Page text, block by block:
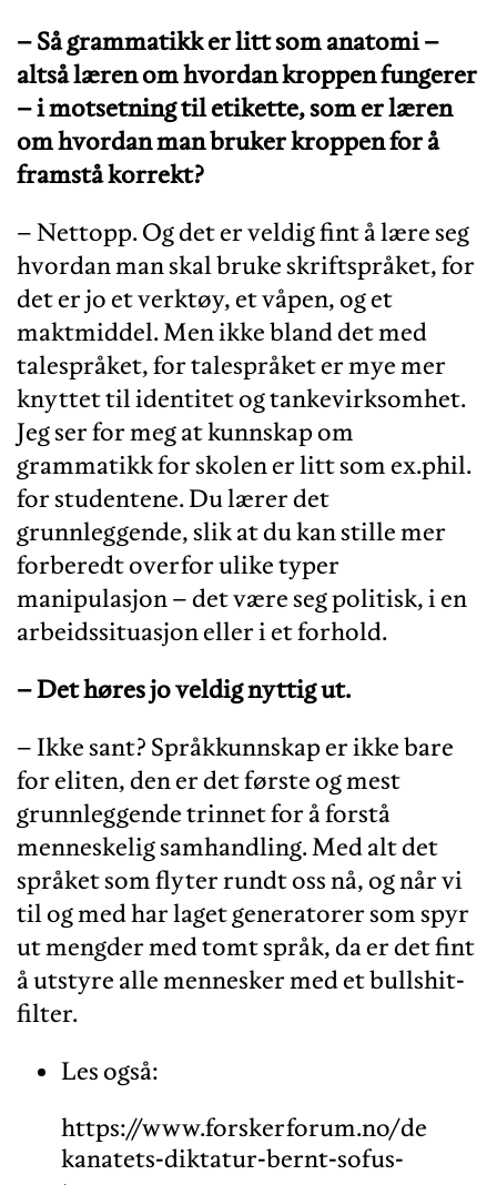
– Så grammatikk er litt som anatomi –
altså læren om hvordan kroppen fungerer
– i motsetning til etikette, som er læren
om hvordan man bruker kroppen for å
framstå korrekt?
– Nettopp. Og det er veldig fint å lære seg
hvordan man skal bruke skriftspråket, for
det er jo et verktøy, et våpen, og et
maktmiddel. Men ikke bland det med
talespråket, for talespråket er mye mer
knyttet til identitet og tankevirksomhet.
Jeg ser for meg at kunnskap om
grammatikk for skolen er litt som ex.phil.
for studentene. Du lærer det
grunnleggende, slik at du kan stille mer
forberedt overfor ulike typer
manipulasjon – det være seg politisk, i en
arbeidssituasjon eller i et forhold.
– Det høres jo veldig nyttig ut.
– Ikke sant? Språkkunnskap er ikke bare
for eliten, den er det første og mest
grunnleggende trinnet for å forstå
menneskelig samhandling. Med alt det
språket som flyter rundt oss nå, og når vi
til og med har laget generatorer som spyr
ut mengder med tomt språk, da er det fint
å utstyre alle mennesker med et bullshit-
filter.
Les også:
https://www.forskerforum.no/de
kanatets-diktatur-bernt-sofus-